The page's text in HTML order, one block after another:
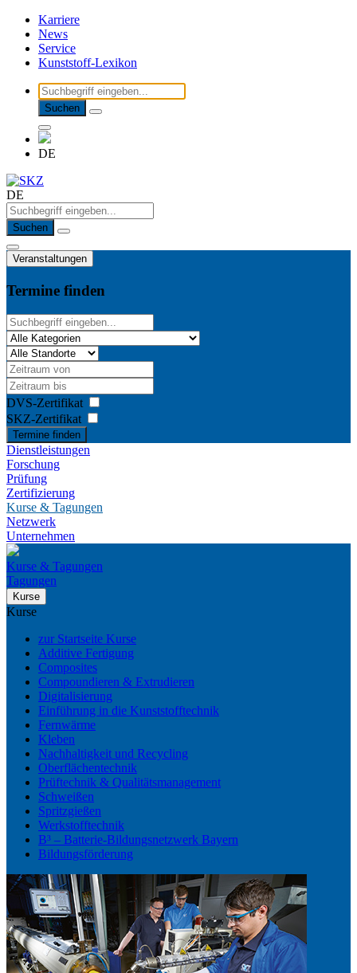
Karriere
News
Service
Kunststoff-Lexikon
Suchen
DE
DE
Suchen
Veranstaltungen
Termine finden
DVS-Zertifikat
SKZ-Zertifikat
Termine finden
Dienstleistungen
Forschung
Prüfung
Zertifizierung
Kurse & Tagungen
Netzwerk
Unternehmen
Kurse & Tagungen
Tagungen
Kurse
Kurse
zur Startseite Kurse
Additive Fertigung
Composites
Compoundieren & Extrudieren
Digitalisierung
Einführung in die Kunststofftechnik
Fernwärme
Kleben
Nachhaltigkeit und Recycling
Oberflächentechnik
Prüftechnik & Qualitätsmanagement
Schweißen
Spritzgießen
Werkstofftechnik
B³ – Batterie-Bildungsnetzwerk Bayern
Bildungsförderung